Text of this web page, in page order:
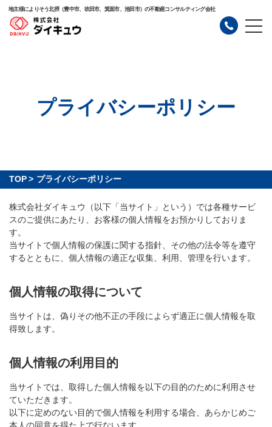
地主様によりそう北摂（豊中市、吹田市、箕面市、池田市）の不動産コンサルティング会社
プライバシーポリシー
TOP> プライバシーポリシー
株式会社ダイキュウ（以下「当サイト」という）では各種サービ
スのご提供にあたり、お客様の個人情報をお預かりしておりま
す。
当サイトで個人情報の保護に関する指針、その他の法令等を遵守
するとともに、個人情報の適正な収集、利用、管理を行います。
個人情報の取得について
当サイトは、偽りその他不正の手段によらず適正に個人情報を取
得致します。
個人情報の利用目的
当サイトでは、取得した個人情報を以下の目的のために利用させ
ていただきます。
以下に定めのない目的で個人情報を利用する場合、あらかじめご